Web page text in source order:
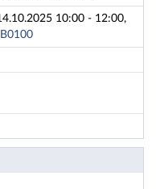
10:00 - 12:00,